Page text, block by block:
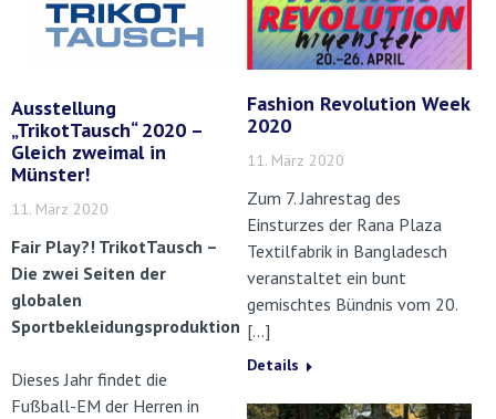
Fashion Revolution Week
2020
11. März 2020
Zum 7. Jahrestag des
Einsturzes der Rana Plaza
Textilfabrik in Bangladesch
veranstaltet ein bunt
gemischtes Bündnis vom 20.
[…]
Details
Ausstellung
„TrikotTausch“ 2020 –
Gleich zweimal in
Münster!
11. März 2020
Fair Play?! TrikotTausch –
Die zwei Seiten der
globalen
Sportbekleidungsproduktion
Dieses Jahr findet die
Fußball-EM der Herren in